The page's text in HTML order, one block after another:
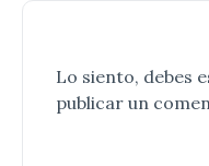
Lo siento, debes
publicar un